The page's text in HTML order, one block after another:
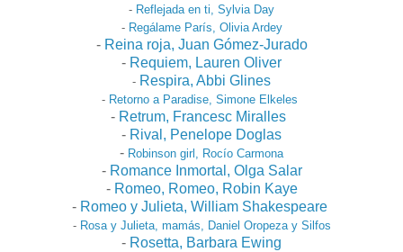
- Reflejada en ti, Sylvia Day
- Regálame París, Olivia Ardey
- Reina roja, Juan Gómez-Jurado
- Requiem, Lauren Oliver
- Respira, Abbi Glines
- Retorno a Paradise, Simone Elkeles
- Retrum, Francesc Miralles
- Rival, Penelope Doglas
- Robinson girl, Rocío Carmona
- Romance Inmortal, Olga Salar
- Romeo, Romeo, Robin Kaye
- Romeo y Julieta, William Shakespeare
- Rosa y Julieta, mamás, Daniel Oropeza y Silfos
- Rosetta, Barbara Ewing